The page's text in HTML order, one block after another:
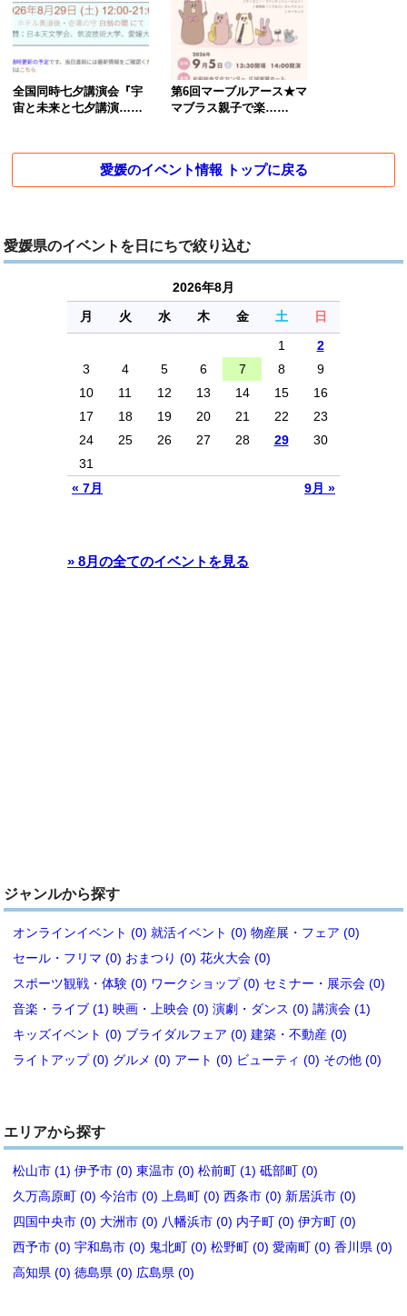
全国同時七夕講演会『宇
宙と未来と七夕講演……
第6回マーブルアース★マ
マブラス親子で楽……
愛媛のイベント情報 トップに戻る
愛媛県のイベントを日にちで絞り込む
2026年8月
月
火 水 木 金 土 日
« 7月 9月 »
1
2
3
4 5 6 7 8
9
10
11 12 13 14 15
16
17
18 19 20 21 22
23
24
25 26 27 28 29
30
31
» 8月の全てのイベントを見る
ジャンルから探す
オンラインイベント (0) 就活イベント (0) 物産展・フェア (0)
セール・フリマ (0) おまつり (0) 花火大会 (0)
スポーツ観戦・体験 (0) ワークショップ (0) セミナー・展示会 (0)
音楽・ライブ (1) 映画・上映会 (0) 演劇・ダンス (0) 講演会 (1)
キッズイベント (0) ブライダルフェア (0) 建築・不動産 (0)
ライトアップ (0) グルメ (0) アート (0) ビューティ (0) その他 (0)
エリアから探す
松山市 (1) 伊予市 (0) 東温市 (0) 松前町 (1) 砥部町 (0)
久万高原町 (0) 今治市 (0) 上島町 (0) 西条市 (0) 新居浜市 (0)
四国中央市 (0) 大洲市 (0) 八幡浜市 (0) 内子町 (0) 伊方町 (0)
西予市 (0) 宇和島市 (0) 鬼北町 (0) 松野町 (0) 愛南町 (0) 香川県 (0)
高知県 (0) 徳島県 (0) 広島県 (0)